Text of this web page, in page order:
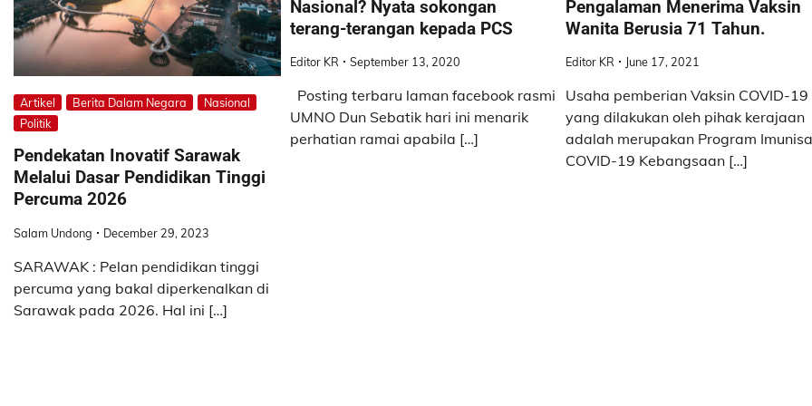
Artikel Berita Dalam Negara
Nasional
Politik
Pendekatan Inovatif Sarawak
Melalui Dasar Pendidikan Tinggi
Percuma 2026
Salam Undong December 29, 2023
SARAWAK : Pelan pendidikan tinggi
percuma yang bakal diperkenalkan di
Sarawak pada 2026. Hal ini […]
Nasional? Nyata sokongan
terang-terangan kepada PCS
Editor KR September 13, 2020
Posting terbaru laman facebook rasmi
UMNO Dun Sebatik hari ini menarik
perhatian ramai apabila […]
Pengalaman Menerima Vaksin
Wanita Berusia 71 Tahun.
Editor KR June 17, 2021
Usaha pemberian Vaksin COVID-19
yang dilakukan oleh pihak kerajaan
adalah merupakan Program
COVID-19 Kebangsaan […]